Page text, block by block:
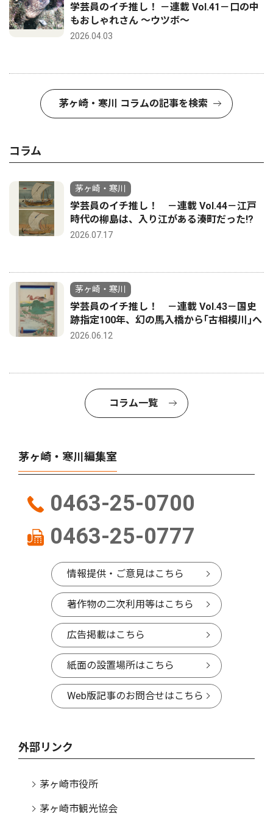
学芸員のイチ推し！ －連載 Vol.41－口の中
もおしゃれさん ～ウツボ～
2026.04.03
茅ヶ崎・寒川 コラムの記事を検索
コラム
茅ヶ崎・寒川
学芸員のイチ推し！ －連載 Vol.44－江戸
時代の柳島は、入り江がある湊町だった!?
2026.07.17
茅ヶ崎・寒川
学芸員のイチ推し！ －連載 Vol.43－国史
跡指定100年、幻の馬入橋から｢古相模川｣へ
2026.06.12
コラム一覧
茅ヶ崎・寒川編集室
0463-25-0700
0463-25-0777
情報提供・ご意見はこちら
著作物の二次利用等はこちら
広告掲載はこちら
紙面の設置場所はこちら
Web版記事のお問合せはこちら
外部リンク
茅ヶ崎市役所
茅ヶ崎市観光協会